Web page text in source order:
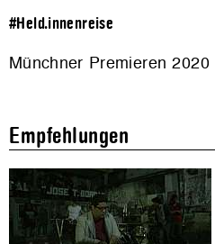
#Held.innenreise
Münchner Premieren 2020
Empfehlungen